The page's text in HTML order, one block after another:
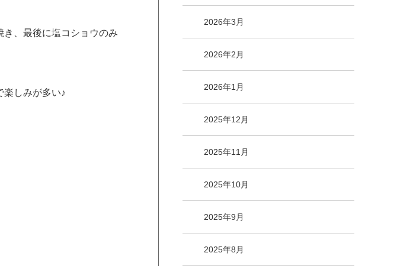
、最後に塩コショウのみ
楽しみが多い♪
2026年3月
2026年2月
2026年1月
2025年12月
2025年11月
2025年10月
2025年9月
2025年8月